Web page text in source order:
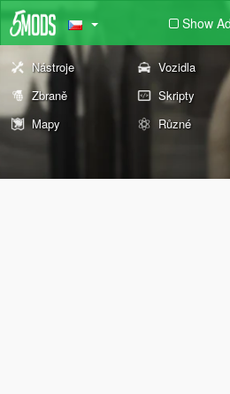
Show
Nástroje Vozidla
Zbraně
Skripty
Mapy
Různé